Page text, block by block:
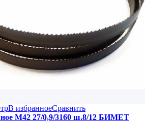
В избранноеСравнить
М42 27/0,9/3160 ш.8/12 БИМЕТ